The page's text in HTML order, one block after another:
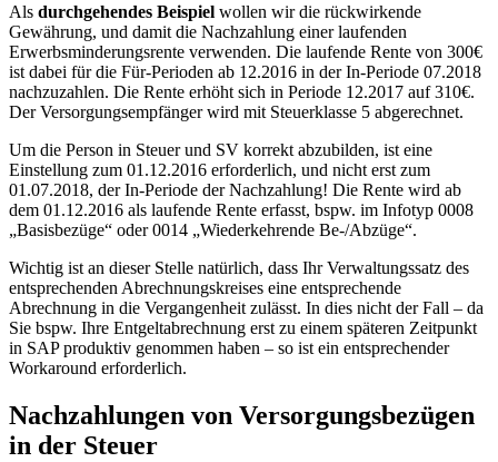
Als durchgehendes Beispiel wollen wir die rückwirkende
Gewährung, und damit die Nachzahlung einer laufenden
Erwerbsminderungsrente verwenden. Die laufende Rente von 300€
ist dabei für die Für-Perioden ab 12.2016 in der In-Periode 07.2018
nachzuzahlen. Die Rente erhöht sich in Periode 12.2017 auf 310€.
Der Versorgungsempfänger wird mit Steuerklasse 5 abgerechnet.
Um die Person in Steuer und SV korrekt abzubilden, ist eine
Einstellung zum 01.12.2016 erforderlich, und nicht erst zum
01.07.2018, der In-Periode der Nachzahlung! Die Rente wird ab
dem 01.12.2016 als laufende Rente erfasst, bspw. im Infotyp 0008
„Basisbezüge“ oder 0014 „Wiederkehrende Be-/Abzüge“.
Wichtig ist an dieser Stelle natürlich, dass Ihr Verwaltungssatz des
entsprechenden Abrechnungskreises eine entsprechende
Abrechnung in die Vergangenheit zulässt. In dies nicht der Fall – da
Sie bspw. Ihre Entgeltabrechnung erst zu einem späteren Zeitpunkt
in SAP produktiv genommen haben – so ist ein entsprechender
Workaround erforderlich.
Nachzahlungen von Versorgungsbezügen
in der Steuer